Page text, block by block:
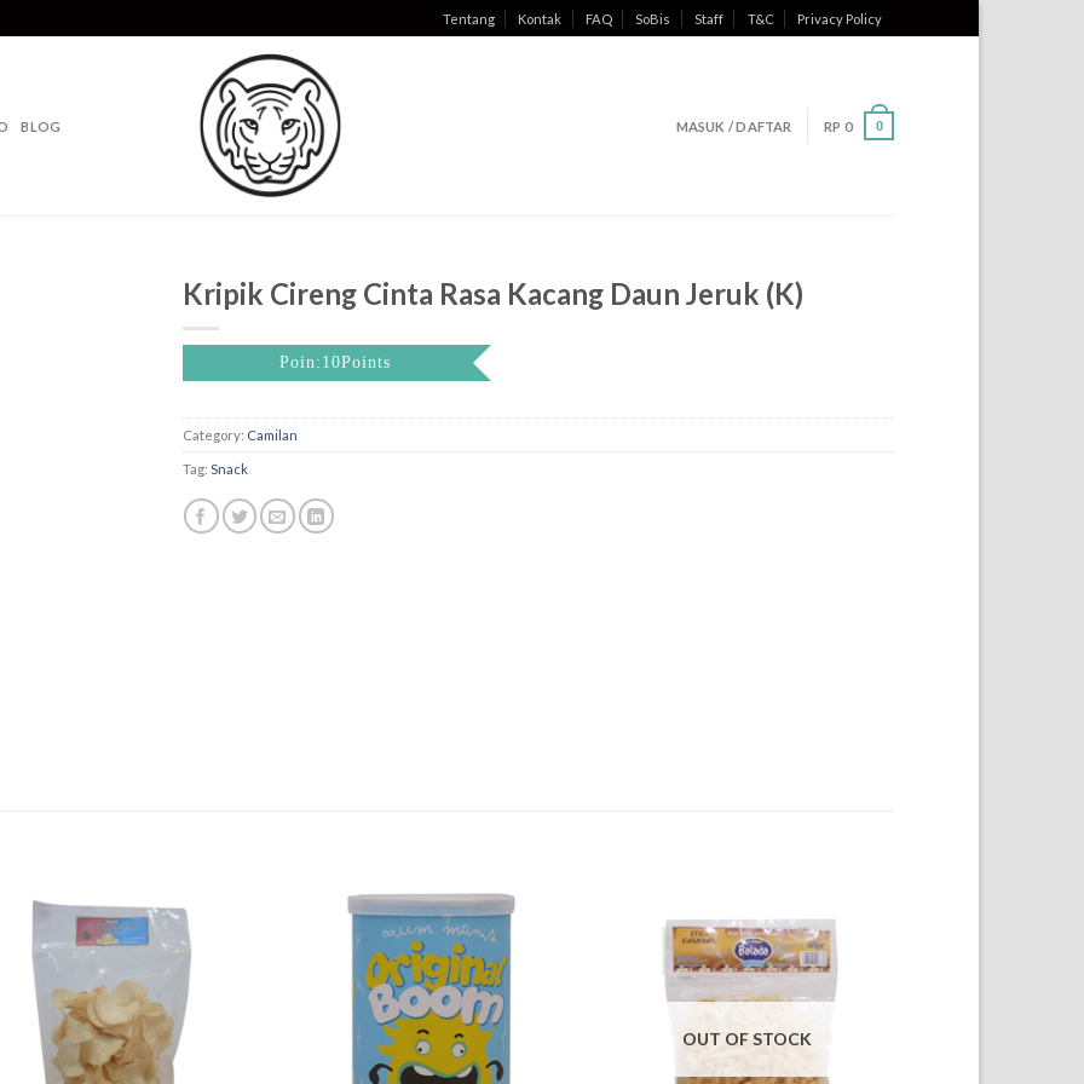
Tentang Kontak FAQ SoBis Staff T&C Privacy Policy
BLOG MASUK / DAFTAR RP 0 0
Kripik Cireng Cinta Rasa Kacang Daun Jeruk (K)
Poin:10Points
Category: Camilan
Tag: Snack
OUT OF STOCK